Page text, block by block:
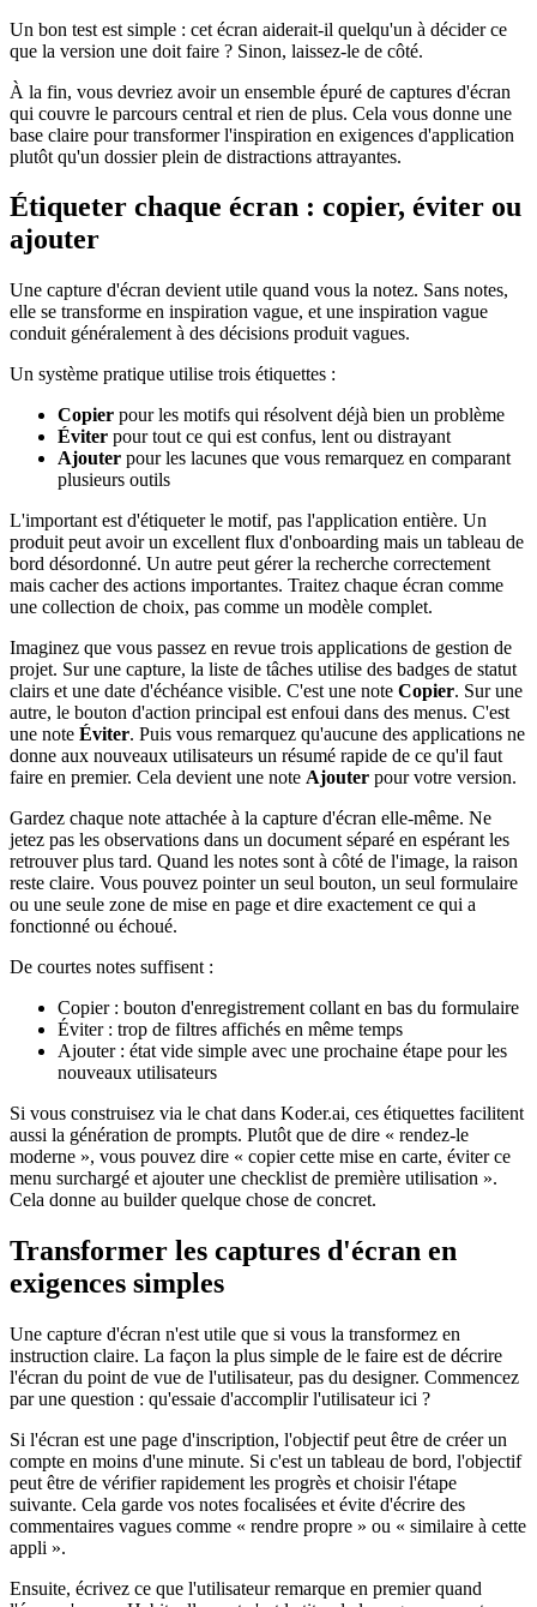
Un bon test est simple : cet écran aiderait-il quelqu'un à décider ce
que la version une doit faire ? Sinon, laissez-le de côté.
À la fin, vous devriez avoir un ensemble épuré de captures d'écran
qui couvre le parcours central et rien de plus. Cela vous donne une
base claire pour transformer l'inspiration en exigences d'application
plutôt qu'un dossier plein de distractions attrayantes.
Étiqueter chaque écran : copier, éviter ou
ajouter
Une capture d'écran devient utile quand vous la notez. Sans notes,
elle se transforme en inspiration vague, et une inspiration vague
conduit généralement à des décisions produit vagues.
Un système pratique utilise trois étiquettes :
Copier pour les motifs qui résolvent déjà bien un problème
Éviter pour tout ce qui est confus, lent ou distrayant
Ajouter pour les lacunes que vous remarquez en comparant
plusieurs outils
L'important est d'étiqueter le motif, pas l'application entière. Un
produit peut avoir un excellent flux d'onboarding mais un tableau de
bord désordonné. Un autre peut gérer la recherche correctement
mais cacher des actions importantes. Traitez chaque écran comme
une collection de choix, pas comme un modèle complet.
Imaginez que vous passez en revue trois applications de gestion de
projet. Sur une capture, la liste de tâches utilise des badges de statut
clairs et une date d'échéance visible. C'est une note Copier. Sur une
autre, le bouton d'action principal est enfoui dans des menus. C'est
une note Éviter. Puis vous remarquez qu'aucune des applications ne
donne aux nouveaux utilisateurs un résumé rapide de ce qu'il faut
faire en premier. Cela devient une note Ajouter pour votre version.
Gardez chaque note attachée à la capture d'écran elle-même. Ne
jetez pas les observations dans un document séparé en espérant les
retrouver plus tard. Quand les notes sont à côté de l'image, la raison
reste claire. Vous pouvez pointer un seul bouton, un seul formulaire
ou une seule zone de mise en page et dire exactement ce qui a
fonctionné ou échoué.
De courtes notes suffisent :
Copier : bouton d'enregistrement collant en bas du formulaire
Éviter : trop de filtres affichés en même temps
Ajouter : état vide simple avec une prochaine étape pour les
nouveaux utilisateurs
Si vous construisez via le chat dans Koder.ai, ces étiquettes facilitent
aussi la génération de prompts. Plutôt que de dire « rendez-le
moderne », vous pouvez dire « copier cette mise en carte, éviter ce
menu surchargé et ajouter une checklist de première utilisation ».
Cela donne au builder quelque chose de concret.
Transformer les captures d'écran en
exigences simples
Une capture d'écran n'est utile que si vous la transformez en
instruction claire. La façon la plus simple de le faire est de décrire
l'écran du point de vue de l'utilisateur, pas du designer. Commencez
par une question : qu'essaie d'accomplir l'utilisateur ici ?
Si l'écran est une page d'inscription, l'objectif peut être de créer un
compte en moins d'une minute. Si c'est un tableau de bord, l'objectif
peut être de vérifier rapidement les progrès et choisir l'étape
suivante. Cela garde vos notes focalisées et évite d'écrire des
commentaires vagues comme « rendre propre » ou « similaire à cette
appli ».
Ensuite, écrivez ce que l'utilisateur remarque en premier quand